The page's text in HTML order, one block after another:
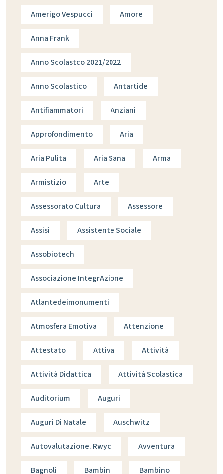
Amerigo Vespucci Amore
Anna Frank
Anno Scolastco 2021/2022
Anno Scolastico Antartide
Antifiammatori Anziani
Approfondimento Aria
Aria Pulita Aria Sana Arma
Armistizio Arte
Assessorato Cultura Assessore
Assisi Assistente Sociale
Assobiotech
Associazione IntegrAzione
Atlantedeimonumenti
Atmosfera Emotiva Attenzione
Attestato Attiva Attività
Attività Didattica Attività Scolastica
Auditorium Auguri
Auguri Di Natale Auschwitz
Autovalutazione. Rwyc Avventura
Bagnoli Bambini Bambino